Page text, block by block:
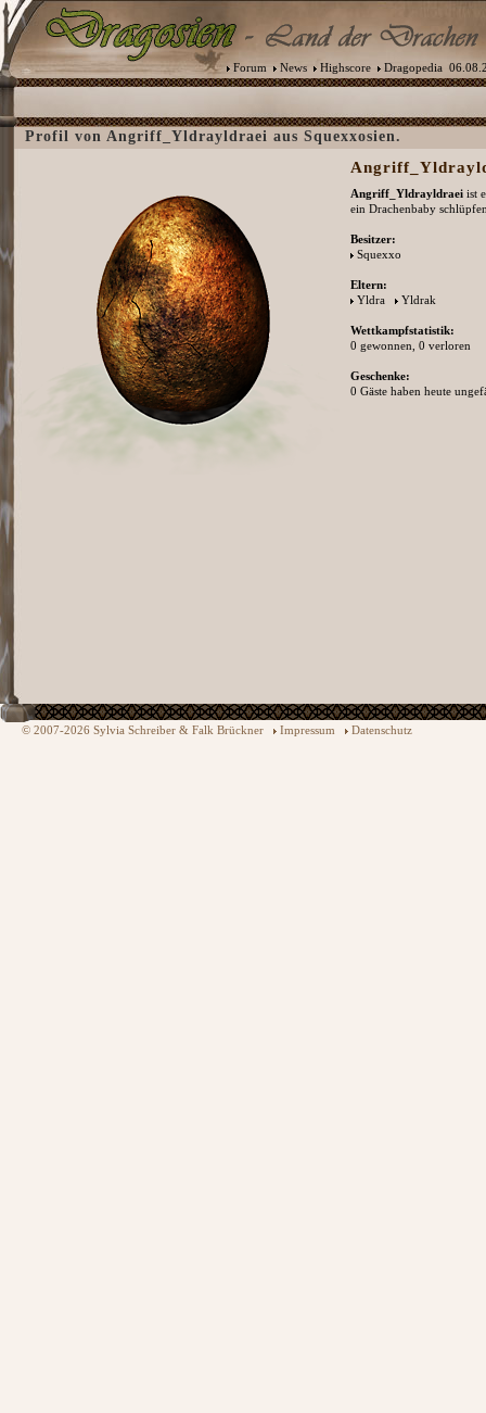
Forum News Highscore Dragopedia
Profil von Angriff_Yldrayldraei aus Squexxosien.
Angriff_Yldrayldraei ist
ein Drachenbaby
Besitzer:
Squexxo
Eltern:
Yldra
Yldrak
Wettkampfstatistik:
0 gewonnen, 0 verloren
Geschenke:
0 Gäste haben heute
© 2007-2026 Sylvia Schreiber & Falk Brückner Impressum Datenschutz